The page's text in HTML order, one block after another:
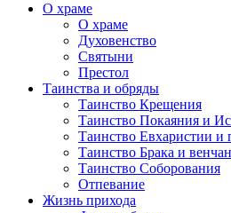
О храме
О храме
Духовенство
Святыни
Престол
Таинства и обряды
Таинство Крещения
Таинство Покаяния и
Таинство Евхаристии и
Таинство Брака и
Таинство Соборования
Отпевание
Жизнь прихода